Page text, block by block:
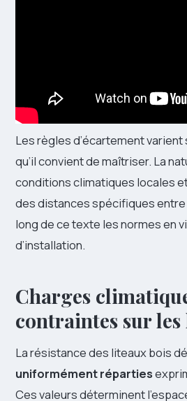
Les règles d’écartement
qu’il convient de maîtriser. La
conditions climatiques locales
des distances spécifiques
long de ce texte les normes en
d’installation.
Charges
contraintes sur
La résistance des liteaux bois
uniformément réparties
Ces valeurs déterminent